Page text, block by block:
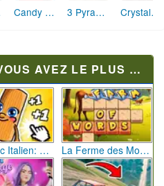
Golf Solitaire Pro Forest Match Viking Invasion Solitaire
AVEZ LE PLUS JOUÉ
Bébé Clic Italien: La Folie des Petits Bambins La Ferme des Mots - Cultivez votre Vocabulaire